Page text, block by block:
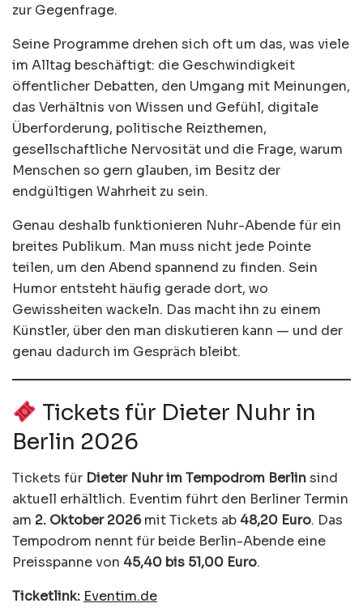
zur Gegenfrage.
Seine Programme drehen sich oft um das, was viele
im Alltag beschäftigt: die Geschwindigkeit
öffentlicher Debatten, den Umgang mit Meinungen,
das Verhältnis von Wissen und Gefühl, digitale
Überforderung, politische Reizthemen,
gesellschaftliche Nervosität und die Frage, warum
Menschen so gern glauben, im Besitz der
endgültigen Wahrheit zu sein.
Genau deshalb funktionieren Nuhr-Abende für ein
breites Publikum. Man muss nicht jede Pointe
teilen, um den Abend spannend zu finden. Sein
Humor entsteht häufig gerade dort, wo
Gewissheiten wackeln. Das macht ihn zu einem
Künstler, über den man diskutieren kann — und der
genau dadurch im Gespräch bleibt.
Tickets für Dieter Nuhr in
Berlin 2026
Tickets für Dieter Nuhr im Tempodrom Berlinsind
aktuell erhältlich. Eventim führt den Berliner Termin
am 2. Oktober 2026mit Tickets ab 48,20 Euro. Das
Tempodrom nennt für beide Berlin-Abende eine
Preisspanne von 45,40 bis 51,00 Euro.
Ticketlink: Eventim.de